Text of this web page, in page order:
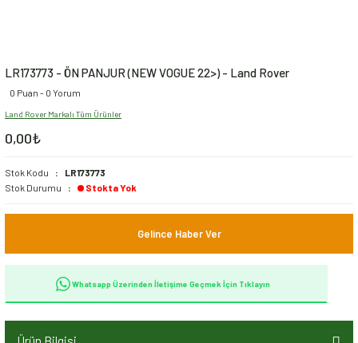
LR173773 - ÖN PANJUR (NEW VOGUE 22>) - Land Rover
0 Puan - 0 Yorum
Land Rover Markalı Tüm Ürünler
0,00₺
Stok Kodu
LR173773
Stok Durumu
Stokta Yok
Gelince Haber Ver
Whatsapp Üzerinden İletişime Geçmek İçin Tıklayın